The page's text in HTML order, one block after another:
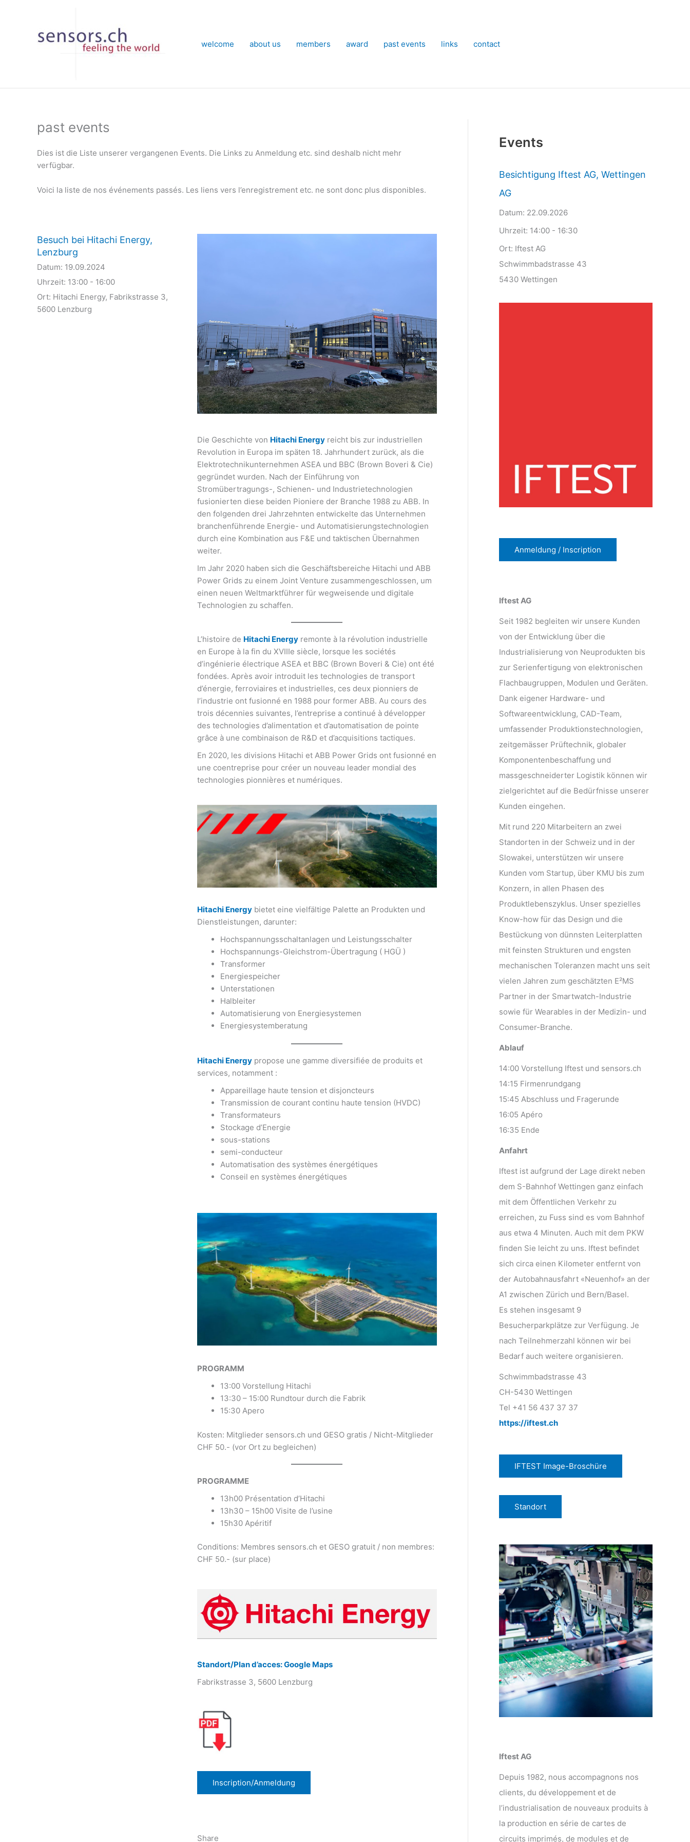
welcome
about us members award past events links contact
past events
Dies ist die Liste unserer vergangenen Events. Die Links zu Anmeldung etc. sind deshalb nicht mehr
verfügbar.
Voici la liste de nos événements passés. Les liens vers l’enregistrement etc. ne sont donc plus disponibles.
Besuch bei Hitachi Energy,
Lenzburg
Datum: 19.09.2024
Uhrzeit: 13:00 - 16:00
Ort: Hitachi Energy, Fabrikstrasse 3,
5600 Lenzburg
Die Geschichte von Hitachi Energyreicht bis zur industriellen
Revolution in Europa im späten 18. Jahrhundert zurück, als die
Elektrotechnikunternehmen ASEA und BBC (Brown Boveri & Cie)
gegründet wurden. Nach der Einführung von
Stromübertragungs-, Schienen- und Industrietechnologien
fusionierten diese beiden Pioniere der Branche 1988 zu ABB. In
den folgenden drei Jahrzehnten entwickelte das Unternehmen
branchenführende Energie- und Automatisierungstechnologien
durch eine Kombination aus F&E und taktischen Übernahmen
weiter.
Im Jahr 2020 haben sich die Geschäftsbereiche Hitachi und ABB
Power Grids zu einem Joint Venture zusammengeschlossen, um
einen neuen Weltmarktführer für wegweisende und digitale
Technologien zu schaffen.
L’histoire de Hitachi Energyremonte à la révolution industrielle
en Europe à la fin du XVIIIe siècle, lorsque les sociétés
d’ingénierie électrique ASEA et BBC (Brown Boveri & Cie) ont été
fondées. Après avoir introduit les technologies de transport
d’énergie, ferroviaires et industrielles, ces deux pionniers de
l’industrie ont fusionné en 1988 pour former ABB. Au cours des
trois décennies suivantes, l’entreprise a continué à développer
des technologies d’alimentation et d’automatisation de pointe
grâce à une combinaison de R&D et d’acquisitions tactiques.
En 2020, les divisions Hitachi et ABB Power Grids ont fusionné en
une coentreprise pour créer un nouveau leader mondial des
technologies pionnières et numériques.
Hitachi Energybietet eine vielfältige Palette an Produkten und
Dienstleistungen, darunter:
Hochspannungsschaltanlagen und Leistungsschalter
Hochspannungs-Gleichstrom-Übertragung ( HGÜ )
Transformer
Energiespeicher
Unterstationen
Halbleiter
Automatisierung von Energiesystemen
Energiesystemberatung
Hitachi Energypropose une gamme diversifiée de produits et
services, notamment :
Appareillage haute tension et disjoncteurs
Transmission de courant continu haute tension (HVDC)
Transformateurs
Stockage d’Energie
sous-stations
semi-conducteur
Automatisation des systèmes énergétiques
Conseil en systèmes énergétiques
PROGRAMM
13:00 Vorstellung Hitachi
13:30 – 15:00 Rundtour durch die Fabrik
15:30 Apero
Kosten: Mitglieder sensors.ch und GESO gratis / Nicht-Mitglieder
CHF 50.- (vor Ort zu begleichen)
PROGRAMME
13h00 Présentation d’Hitachi
13h30 – 15h00 Visite de l’usine
15h30 Apéritif
Conditions: Membres sensors.ch et GESO gratuit / non membres:
CHF 50.- (sur place)
Standort/Plan d’acces: Google Maps
Fabrikstrasse 3, 5600 Lenzburg
Inscription/Anmeldung
Share
Events
Besichtigung Iftest AG, Wettingen
AG
Datum: 22.09.2026
Uhrzeit: 14:00 - 16:30
Ort: Iftest AG
Schwimmbadstrasse 43
5430 Wettingen
Anmeldung / Inscription
Iftest AG
Seit 1982 begleiten wir unsere Kunden
von der Entwicklung über die
Industrialisierung von Neuprodukten bis
zur Serienfertigung von elektronischen
Flachbaugruppen, Modulen und Geräten.
Dank eigener Hardware- und
Softwareentwicklung, CAD-Team,
umfassender Produktionstechnologien,
zeitgemässer Prüftechnik, globaler
Komponentenbeschaffung und
massgeschneiderter Logistik können wir
zielgerichtet auf die Bedürfnisse unserer
Kunden eingehen.
Mit rund 220 Mitarbeitern an zwei
Standorten in der Schweiz und in der
Slowakei, unterstützen wir unsere
Kunden vom Startup, über KMU bis zum
Konzern, in allen Phasen des
Produktlebenszyklus. Unser spezielles
Know-how für das Design und die
Bestückung von dünnsten Leiterplatten
mit feinsten Strukturen und engsten
mechanischen Toleranzen macht uns seit
vielen Jahren zum geschätzten E²MS
Partner in der Smartwatch-Industrie
sowie für Wearables in der Medizin- und
Consumer-Branche.
Ablauf
14:00 Vorstellung Iftest und sensors.ch
14:15 Firmenrundgang
15:45 Abschluss und Fragerunde
16:05 Apéro
16:35 Ende
Anfahrt
Iftest ist aufgrund der Lage direkt neben
dem S-Bahnhof Wettingen ganz einfach
mit dem Öffentlichen Verkehr zu
erreichen, zu Fuss sind es vom Bahnhof
aus etwa 4 Minuten. Auch mit dem PKW
finden Sie leicht zu uns. Iftest befindet
sich circa einen Kilometer entfernt von
der Autobahnausfahrt «Neuenhof» an der
A1 zwischen Zürich und Bern/Basel.
Es stehen insgesamt 9
Besucherparkplätze zur Verfügung. Je
nach Teilnehmerzahl können wir bei
Bedarf auch weitere organisieren.
Schwimmbadstrasse 43
CH-5430 Wettingen
Tel +41 56 437 37 37
https://iftest.ch
IFTEST Image-Broschüre
Standort
Iftest AG
Depuis 1982, nous accompagnons nos
clients, du développement et de
l’industrialisation de nouveaux produits à
la production en série de cartes de
circuits imprimés, de modules et de